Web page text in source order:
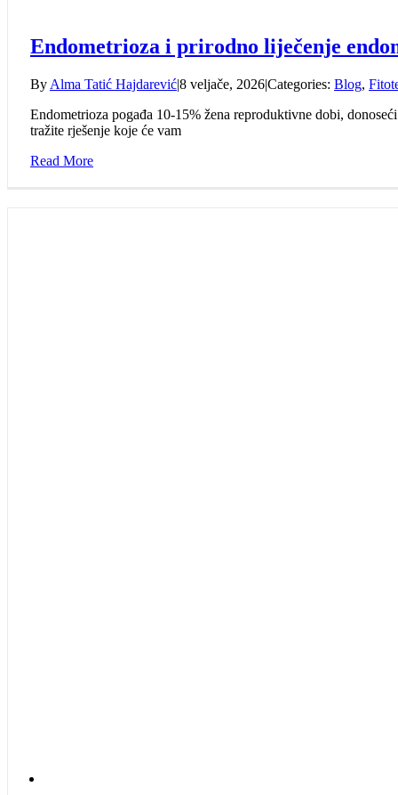
Endometrioza i prirodno liječenje
By Alma Tatić Hajdarević|8 veljače, 2026|Categories: Blog,
Endometrioza pogađa 10-15% žena reproduktivne dobi,
tražite rješenje koje će vam
Read More